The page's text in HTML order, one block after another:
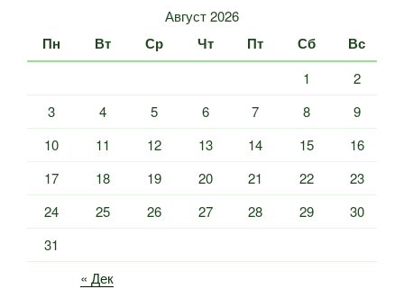
Август 2026
Пн Вт Ср Чт Пт Сб Вс
1
2
3
4 5 6 7 8
9
10
11 12 13 14 15
16
17
18 19 20 21 22
23
24
25 26 27 28 29
30
31
« Дек